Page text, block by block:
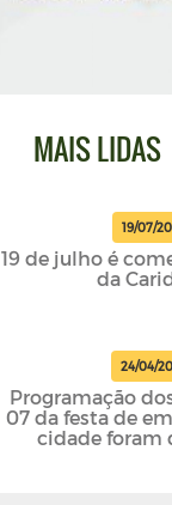
MAIS LIDAS
19/07/
19 de julho é
da
24/04/
Programação
07 da festa de
cidade foram